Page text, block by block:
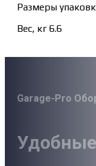
Размеры
Вес, кг 6.6
Garage-Pro